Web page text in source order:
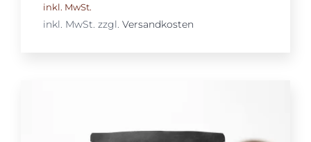
inkl. MwSt.
inkl. MwSt. zzgl. Versandkosten